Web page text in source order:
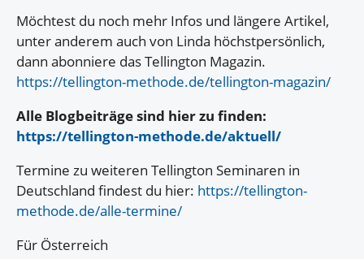
Möchtest du noch mehr Infos und längere Artikel,
unter anderem auch von Linda höchstpersönlich,
dann abonniere das Tellington Magazin.
https://tellington-methode.de/tellington-magazin/
Alle Blogbeiträge sind hier zu finden:
https://tellington-methode.de/aktuell/
Termine zu weiteren Tellington Seminaren in
Deutschland findest du hier: https://tellington-
methode.de/alle-termine/
Für Österreich